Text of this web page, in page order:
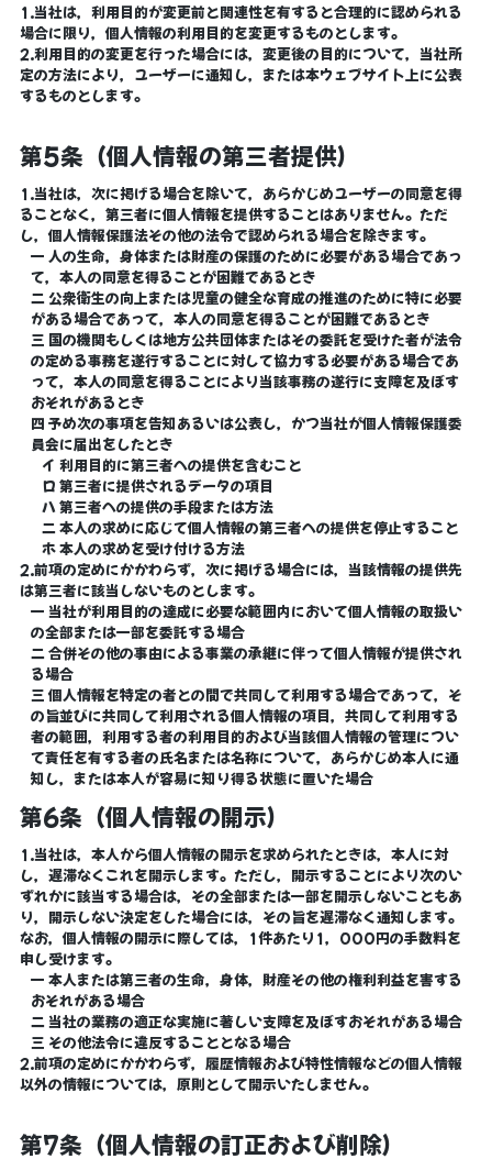
1.当社は，利用目的が変更前と関連性を有すると合理的に認められる
場合に限り，個人情報の利用目的を変更するものとします。
2.利用目的の変更を行った場合には，変更後の目的について，当社所
定の方法により，ユーザーに通知し，または本ウェブサイト上に公表
するものとします。
第5条（個人情報の第三者提供）
1.当社は，次に掲げる場合を除いて，あらかじめユーザーの同意を得
ることなく，第三者に個人情報を提供することはありません。ただ
し，個人情報保護法その他の法令で認められる場合を除きます。
一 人の生命，身体または財産の保護のために必要がある場合であっ
て，本人の同意を得ることが困難であるとき
二 公衆衛生の向上または児童の健全な育成の推進のために特に必要
がある場合であって，本人の同意を得ることが困難であるとき
三 国の機関もしくは地方公共団体またはその委託を受けた者が法令
の定める事務を遂行することに対して協力する必要がある場合であ
って，本人の同意を得ることにより当該事務の遂行に支障を及ぼす
おそれがあるとき
四 予め次の事項を告知あるいは公表し，かつ当社が個人情報保護委
員会に届出をしたとき
イ 利用目的に第三者への提供を含むこと
ロ 第三者に提供されるデータの項目
ハ 第三者への提供の手段または方法
二 本人の求めに応じて個人情報の第三者への提供を停止すること
ホ 本人の求めを受け付ける方法
2.前項の定めにかかわらず，次に掲げる場合には，当該情報の提供先
は第三者に該当しないものとします。
一 当社が利用目的の達成に必要な範囲内において個人情報の取扱い
の全部または一部を委託する場合
二 合併その他の事由による事業の承継に伴って個人情報が提供され
る場合
三 個人情報を特定の者との間で共同して利用する場合であって，そ
の旨並びに共同して利用される個人情報の項目，共同して利用する
者の範囲，利用する者の利用目的および当該個人情報の管理につい
て責任を有する者の氏名または名称について，あらかじめ本人に通
知し，または本人が容易に知り得る状態に置いた場合
第6条（個人情報の開示）
1.当社は，本人から個人情報の開示を求められたときは，本人に対
し，遅滞なくこれを開示します。ただし，開示することにより次のい
ずれかに該当する場合は，その全部または一部を開示しないこともあ
り，開示しない決定をした場合には，その旨を遅滞なく通知します。
なお，個人情報の開示に際しては，1件あたり1，000円の手数料を
申し受けます。
一 本人または第三者の生命，身体，財産その他の権利利益を害する
おそれがある場合
二 当社の業務の適正な実施に著しい支障を及ぼすおそれがある場合
三 その他法令に違反することとなる場合
2.前項の定めにかかわらず，履歴情報および特性情報などの個人情報
以外の情報については，原則として開示いたしません。
第7条（個人情報の訂正および削除）